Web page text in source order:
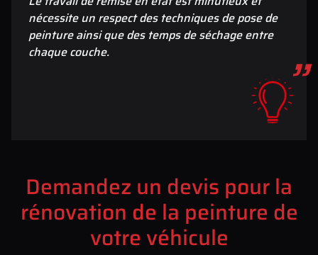
nécessite un respect des techniques de pose de
peinture ainsi que des temps de séchage entre
chaque couche.
Demandez un devis pour la
rénovation de la peinture de
votre véhicule